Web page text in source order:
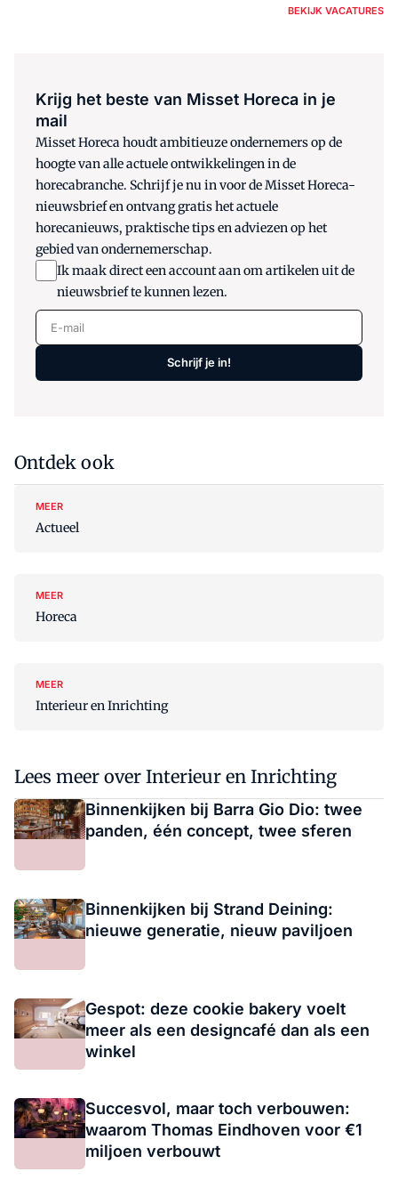
BEKIJK VACATURES
Krijg het beste van Misset Horeca in je
mail
Misset Horeca houdt ambitieuze ondernemers op de
hoogte van alle actuele ontwikkelingen in de
horecabranche. Schrijf je nu in voor de Misset Horeca-
nieuwsbrief en ontvang gratis het actuele
horecanieuws, praktische tips en adviezen op het
gebied van ondernemerschap.
Ik maak direct een account aan om artikelen uit de
nieuwsbrief te kunnen lezen.
E-mail
Schrijf je in!
Ontdek ook
MEER
Actueel
MEER
Horeca
MEER
Interieur en Inrichting
Lees meer over Interieur en Inrichting
Binnenkijken bij Barra Gio Dio: twee
panden, één concept, twee sferen
Binnenkijken bij Strand Deining:
nieuwe generatie, nieuw paviljoen
Gespot: deze cookie bakery voelt
meer als een designcafé dan als een
winkel
Succesvol, maar toch verbouwen:
waarom Thomas Eindhoven voor €1
miljoen verbouwt